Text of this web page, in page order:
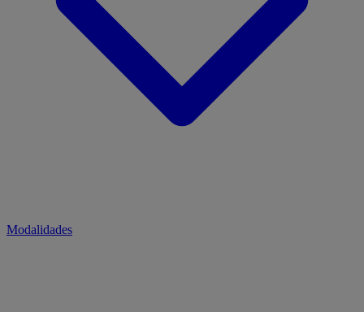
Modalidades